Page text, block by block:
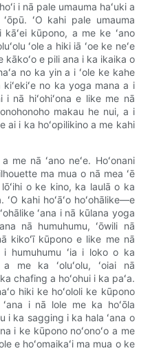
i nā pale umauma haʻuki a
ʻO kahi pale umauma
kūpono, a me ke ʻano
ʻole a hiki iā ʻoe ke neʻe
kākoʻo e pili ana i ka ikaika o
no ka yin a i ʻole ke kahe
no ka yoga mana a i
i nā hiʻohiʻona e like me nā
makau he nui, a i
ai i ka hoʻopilikino a me kahi
me nā ʻano neʻe. Hoʻonani
ma mua o nā mea ʻē
lōʻihi o ke kino, ka laulā o ka
kahi hoʻāʻo hoʻohālike—e
ʻana i nā kūlana yoga
nā humuhumu, ʻōwili nā
kikoʻī kūpono e like me nā
i humuhumu ʻia i loko o ka
me ka ʻoluʻolu, ʻoiai nā
chafing a hoʻohui i ka paʻa.
hiki ke hoʻololi ke kūpono
i nā lole me ka hoʻōla
i ka sagging i ka hala ʻana o
i ke kūpono noʻonoʻo a me
e hoʻomaikaʻi ma mua o ke